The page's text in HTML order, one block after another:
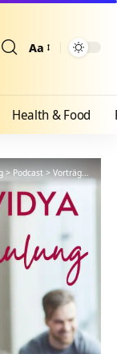
Aa
Health & Food
>Podcast>Vorträge >